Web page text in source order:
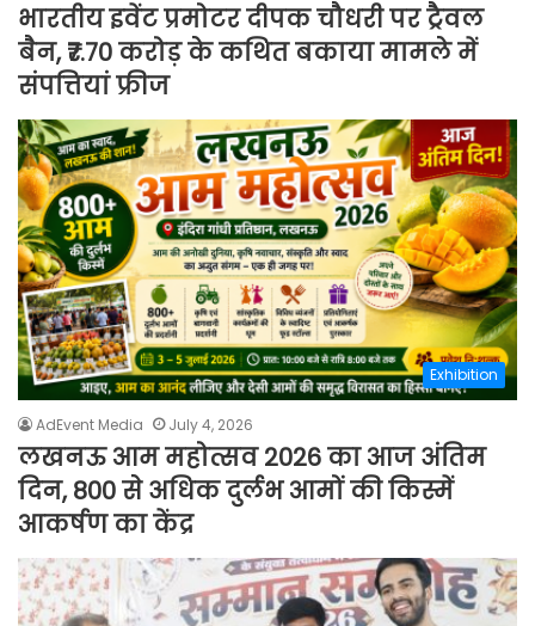
भारतीय इवेंट प्रमोटर दीपक चौधरी पर ट्रैवल
बैन, ₹7.70 करोड़ के कथित बकाया मामले में
संपत्तियां फ्रीज
Exhibition
AdEvent Media July 4, 2026
लखनऊ आम महोत्सव 2026 का आज अंतिम
दिन, 800 से अधिक दुर्लभ आमों की किस्में
आकर्षण का केंद्र